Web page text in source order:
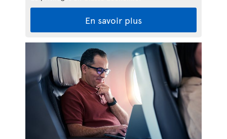
En savoir plus